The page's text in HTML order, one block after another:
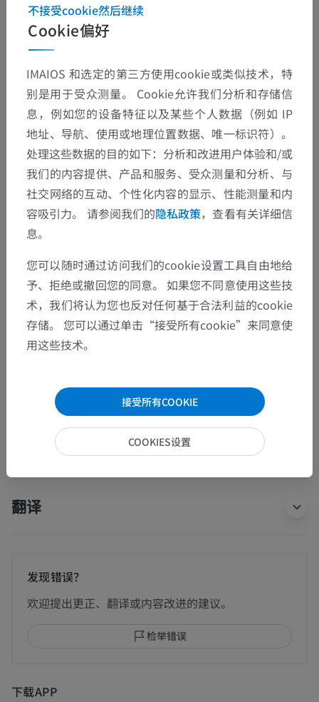
解剖层次
人体解剖学2
人体解剖学1
系统解剖学> 神经系统> 中枢神经系统> 脊髓>
白质> 外侧索> 脊髓橄榄束
底层结构：这个解剖部位没有子结构
人体神经解剖学
动物的比较解剖学
翻译
发现错误？
欢迎提出更正、翻译或内容改进的建议。
检举错误
下载APP
Cookie偏好
不接受cookie然后继续
IMAIOS 和选定的第三方使用cookie或类似技术，特
别是用于受众测量。 Cookie允许我们分析和存储信
息，例如您的设备特征以及某些个人数据（例如 IP
地址、导航、使用或地理位置数据、唯一标识符）。
处理这些数据的目的如下：分析和改进用户体验和/或
我们的内容提供、产品和服务、受众测量和分析、与
社交网络的互动、个性化内容的显示、性能测量和内
容吸引力。 请参阅我们的隐私政策，查看有关详细信
息。
您可以随时通过访问我们的cookie设置工具自由地给
予、拒绝或撤回您的同意。 如果您不同意使用这些技
术，我们将认为您也反对任何基于合法利益的cookie
存储。 您可以通过单击“接受所有cookie”来同意使
用这些技术。
接受所有COOKIE
COOKIES设置